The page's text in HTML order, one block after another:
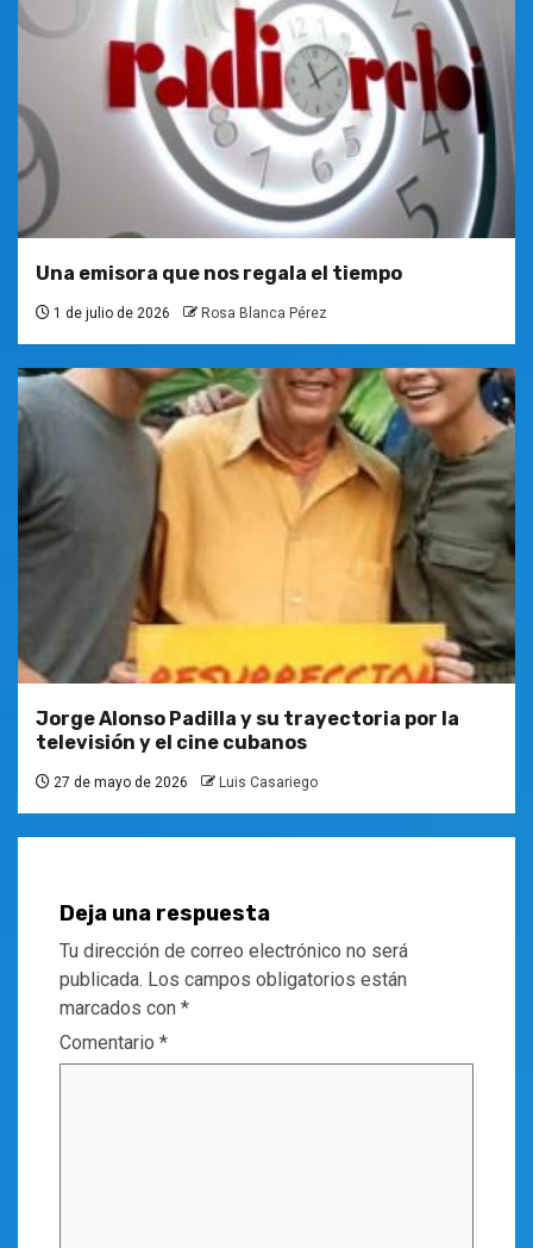
Una emisora que nos regala el tiempo
1 de julio de 2026 Rosa Blanca Pérez
Jorge Alonso Padilla y su trayectoria por la
televisión y el cine cubanos
27 de mayo de 2026 Luis Casariego
Deja una respuesta
Tu dirección de correo electrónico no será
publicada. Los campos obligatorios están
marcados con *
Comentario *